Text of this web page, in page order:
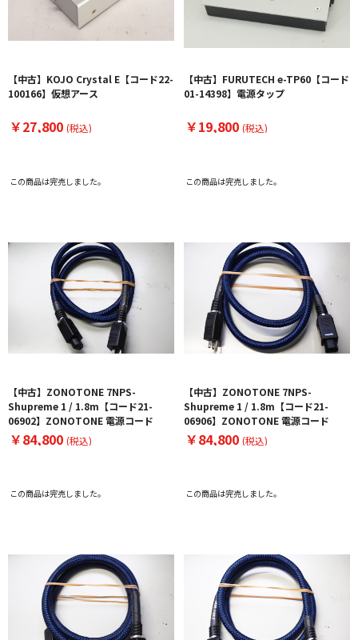
【中古】KOJO Crystal E【コード22-
100166】仮想アース
￥27,800 (税込)
この商品は完売しました。
【中古】FURUTECH e-TP60【コード
01-14398】電源タップ
￥19,800 (税込)
この商品は完売しました。
【中古】ZONOTONE 7NPS-
Shupreme 1 / 1.8m【コード21-
06902】ZONOTONE 電源コード
￥84,800 (税込)
この商品は完売しました。
【中古】ZONOTONE 7NPS-
Shupreme 1 / 1.8m【コード21-
06906】ZONOTONE 電源コード
￥84,800 (税込)
この商品は完売しました。